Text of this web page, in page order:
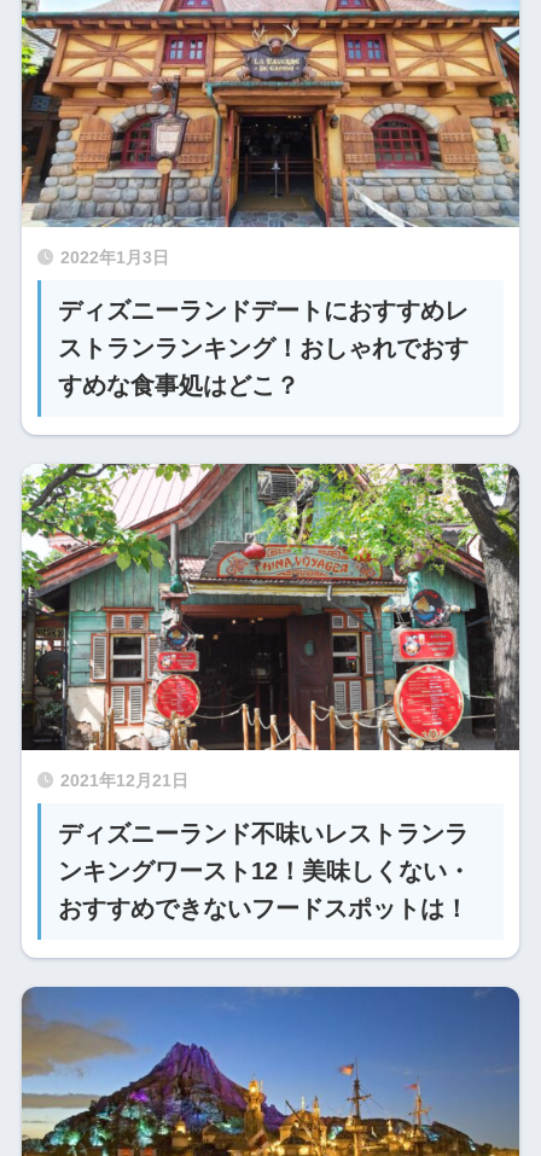
2022年1月3日
ディズニーランドデートにおすすめレ
ストランランキング！おしゃれでおす
すめな食事処はどこ？
2021年12月21日
ディズニーランド不味いレストランラ
ンキングワースト12！美味しくない・
おすすめできないフードスポットは！